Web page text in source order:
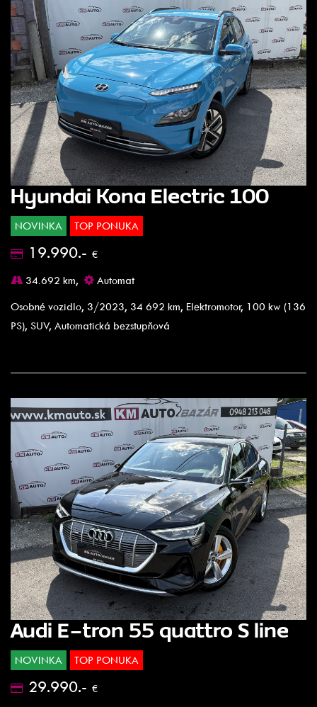
Hyundai Kona Electric 100
NOVINKA TOP PONUKA
19.990.- €
34.692 km,
Automat
Osobné vozidlo, 3/2023, 34 692 km, Elektromotor, 100 kw (136
PS), SUV, Automatická bezstupňová
Audi E-tron 55 quattro S line
NOVINKA TOP PONUKA
29.990.- €